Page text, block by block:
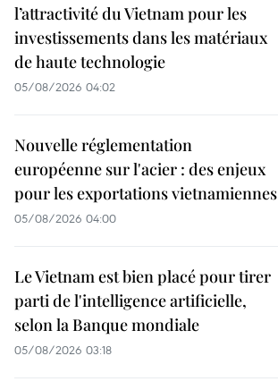
l’attractivité du Vietnam pour les
investissements dans les matériaux
de haute technologie
05/08/2026 04:02
Nouvelle réglementation
européenne sur l'acier : des enjeux
pour les exportations vietnamiennes
05/08/2026 04:00
Le Vietnam est bien placé pour tirer
parti de l'intelligence artificielle,
selon la Banque mondiale
05/08/2026 03:18